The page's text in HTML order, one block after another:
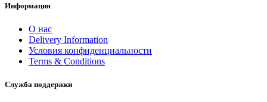
Информация
О нас
Delivery Information
Условия конфиденциальности
Terms & Conditions
Служба поддержки